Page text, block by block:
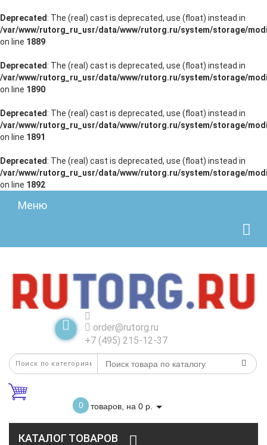
Deprecated : The (real) cast is deprecated, use (float) instead in
/var/www/rutorg_ru_usr/data/www/rutorg.ru/system/storage/
on line 1889
Deprecated : The (real) cast is deprecated, use (float) instead in
/var/www/rutorg_ru_usr/data/www/rutorg.ru/system/storage/
on line 1890
Deprecated : The (real) cast is deprecated, use (float) instead in
/var/www/rutorg_ru_usr/data/www/rutorg.ru/system/storage/
on line 1891
Deprecated : The (real) cast is deprecated, use (float) instead in
/var/www/rutorg_ru_usr/data/www/rutorg.ru/system/storage/
on line 1892
Меню
order@rutorg.ru
+7 (495) 215-12-37
0 товаров, на 0 р.
КАТАЛОГ ТОВАРОВ